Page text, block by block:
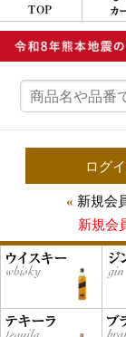
ログ
新規会
新規会